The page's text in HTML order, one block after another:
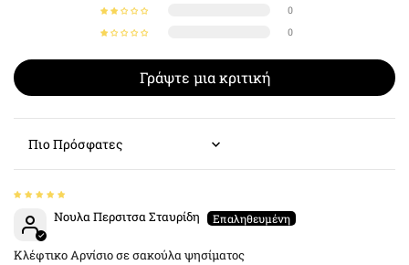
0
0
Γράψτε μια κριτική
Sort by
Νουλα Περσιτσα Σταυρίδη
Κλέφτικο Αρνίσιο σε σακούλα ψησίματος